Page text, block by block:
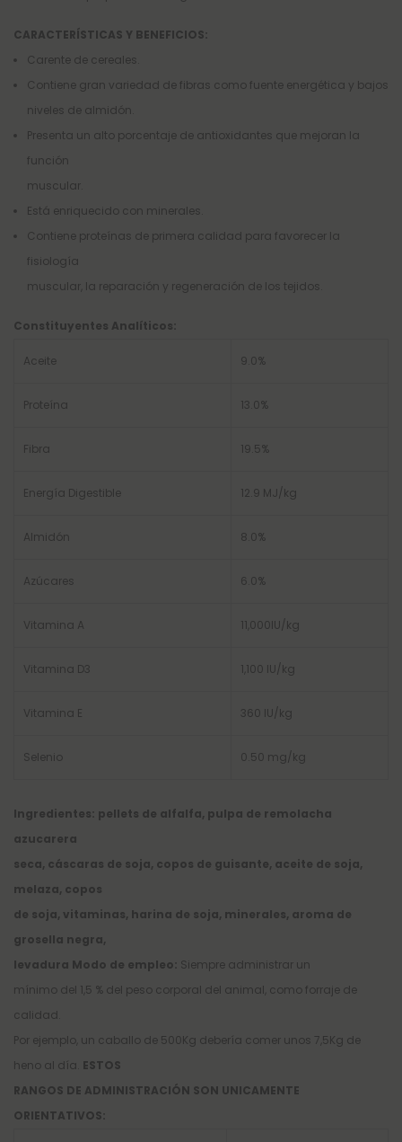
CARACTERÍSTICAS Y BENEFICIOS:
Carente de cereales.
Contiene gran variedad de fibras como fuente energética y bajos
niveles de almidón.
Presenta un alto porcentaje de antioxidantes que mejoran la
función
muscular.
Está enriquecido con minerales.
Contiene proteínas de primera calidad para favorecer la
fisiología
muscular, la reparación y regeneración de los tejidos.
Constituyentes Analíticos:
Aceite 9.0%
Proteína 13.0%
Fibra 19.5%
Energía Digestible 12.9 MJ/kg
Almidón 8.0%
Azúcares 6.0%
Vitamina A 11,000IU/kg
Vitamina D3 1,100 IU/kg
Vitamina E 360 IU/kg
Selenio 0.50 mg/kg
Ingredientes: pellets de alfalfa, pulpa de remolacha
azucarera
seca, cáscaras de soja, copos de guisante, aceite de soja,
melaza, copos
de soja, vitaminas, harina de soja, minerales, aroma de
grosella negra,
levadura Modo de empleo: Siempre administrar un
mínimo del 1,5 % del peso corporal del animal, como forraje de
calidad.
Por ejemplo, un caballo de 500Kg debería comer unos 7,5Kg de
heno al día. ESTOS
RANGOS DE ADMINISTRACIÓN SON UNICAMENTE
ORIENTATIVOS: